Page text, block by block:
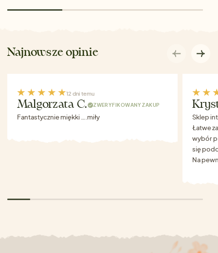
Najnowsze opinie
12 dni temu
Malgorzata C. ZWERYFIKOWANY ZAKUP
Fantastycznie miękki ….miły
Sklep
Łatwe
wybór
się
Na